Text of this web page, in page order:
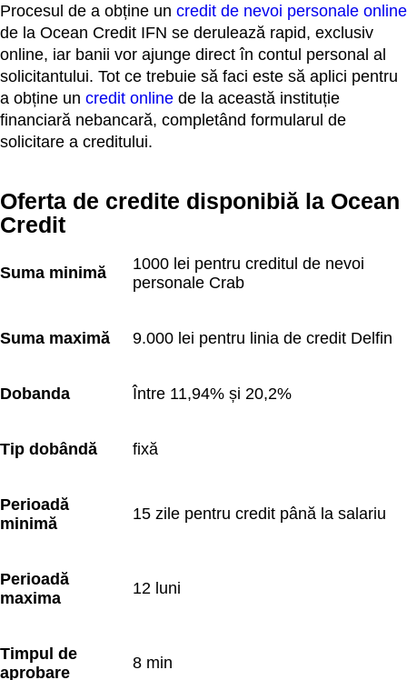
Procesul de a obține un credit de nevoi personale online
de la Ocean Credit IFN se derulează rapid, exclusiv
online, iar banii vor ajunge direct în contul personal al
solicitantului. Tot ce trebuie să faci este să aplici pentru
a obține un credit online de la această instituție
financiară nebancară, completând formularul de
solicitare a creditului.
Oferta de credite disponibiă la Ocean
Credit
Suma minimă
1000 lei pentru creditul de nevoi
personale Crab
Suma maximă 9.000 lei pentru linia de credit Delfin
Dobanda Între 11,94% și 20,2%
Tip dobândă fixă
Perioadă
minimă
15 zile pentru credit până la salariu
Perioadă
maxima
12 luni
Timpul de
aprobare
8 min